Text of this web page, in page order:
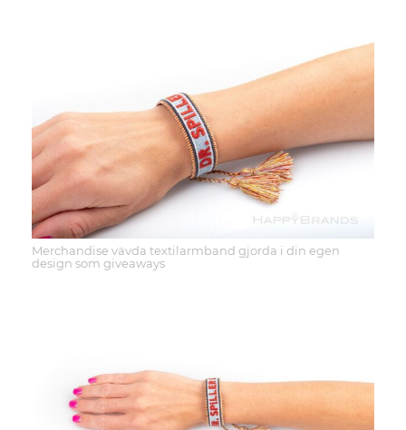
Merchandise vävda textilarmband gjorda i din egen
design som giveaways